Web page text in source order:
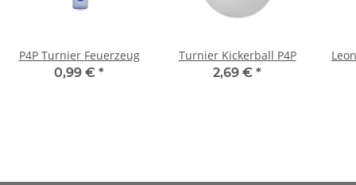
P4P Turnier Feuerzeug
0,99 € *
Turnier Kickerball P4P
2,69 € *